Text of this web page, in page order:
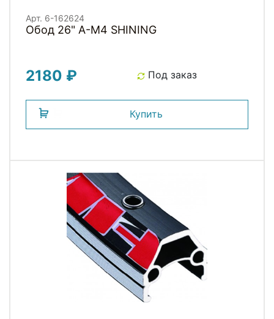
Арт. 6-162624
Обод 26" A-M4 SHINING
2180 ₽ Под заказ
Купить